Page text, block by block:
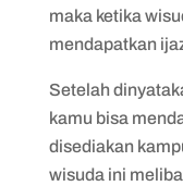
maka ketika
mendapatkan
Setelah
kamu bisa
disediakan
wisuda ini